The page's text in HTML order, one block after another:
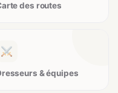
des routes
& équipes